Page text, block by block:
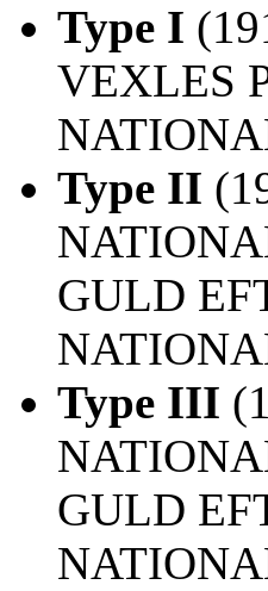
Type I
VEXLES
Type II
GULD
Type III
GULD